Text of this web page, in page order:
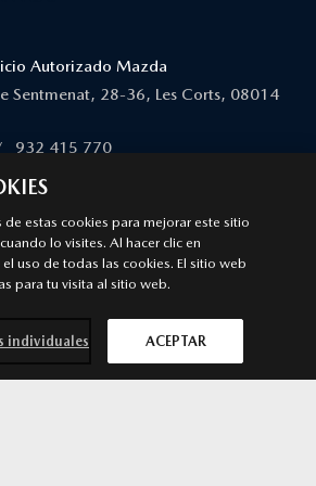
Autorizado Mazda
Sentmenat, 28-36, Les Corts, 08014
932 415 770
Autorizado Mazda
935 906 451
de estas cookies para mejorar este sitio
lo visites. Al hacer clic en
uso de todas las cookies. El sitio web
para tu visita al sitio web.
individuales ACEPTAR